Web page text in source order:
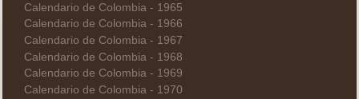
Calendario de Colombia - 1965
Calendario de Colombia - 1966
Calendario de Colombia - 1967
Calendario de Colombia - 1968
Calendario de Colombia - 1969
Calendario de Colombia - 1970